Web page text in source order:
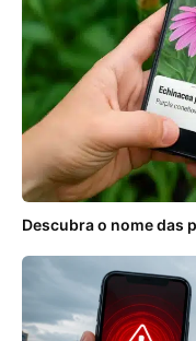
Descubra o nome das